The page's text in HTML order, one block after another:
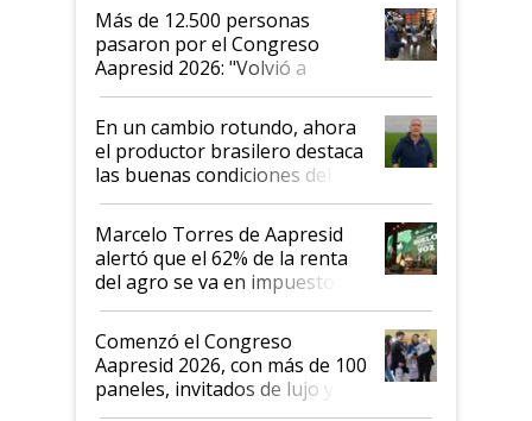
Más de 12.500 personas
pasaron por el Congreso
Aapresid 2026: "Volvió a
demostrar que hablar del
suelo es hablar de todo el
sistema productivo"
En un cambio rotundo, ahora
el productor brasilero destaca
las buenas condiciones del
agro argentino para invertir:
"Los veo más motivados"
Marcelo Torres de Aapresid
alertó que el 62% de la renta
del agro se va en impuestos:
"No es bueno que en
Argentina se sigan discutiendo
las mismas cosas de hace 50
años"
Comenzó el Congreso
Aapresid 2026, con más de 100
paneles, invitados de lujo y
todas las tendencias